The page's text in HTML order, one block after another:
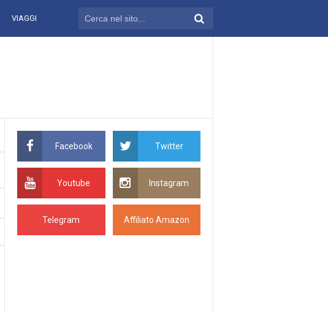
VIAGGI
Facebook Twitter
Youtube Instagram
Telegram Affiliato Amazon